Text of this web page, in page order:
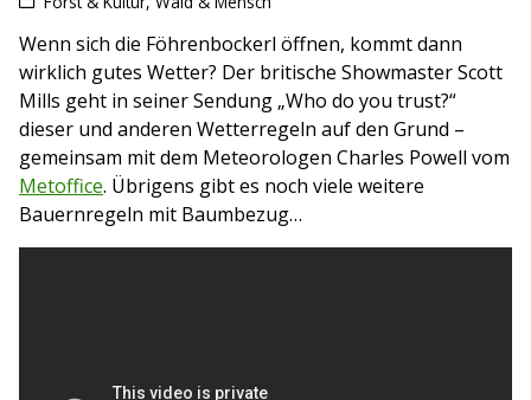
Wenn sich die Föhrenbockerl öffnen, kommt dann
wirklich gutes Wetter? Der britische Showmaster Scott
Mills geht in seiner Sendung „Who do you trust?“
dieser und anderen Wetterregeln auf den Grund –
gemeinsam mit dem Meteorologen Charles Powell vom
Metoffice. Übrigens gibt es noch viele weitere
Bauernregeln mit Baumbezug…